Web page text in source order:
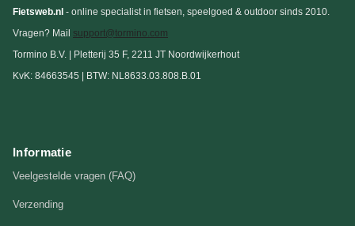
Fietsweb.nl - online specialist in fietsen, speelgoed & outdoor sinds 2010.
Vragen? Mail support@tormino.com
Tormino B.V. | Pletterij 35 F, 2211 JT Noordwijkerhout
KvK: 84663545 | BTW: NL8633.03.808.B.01
Informatie
Veelgestelde vragen (FAQ)
Verzending